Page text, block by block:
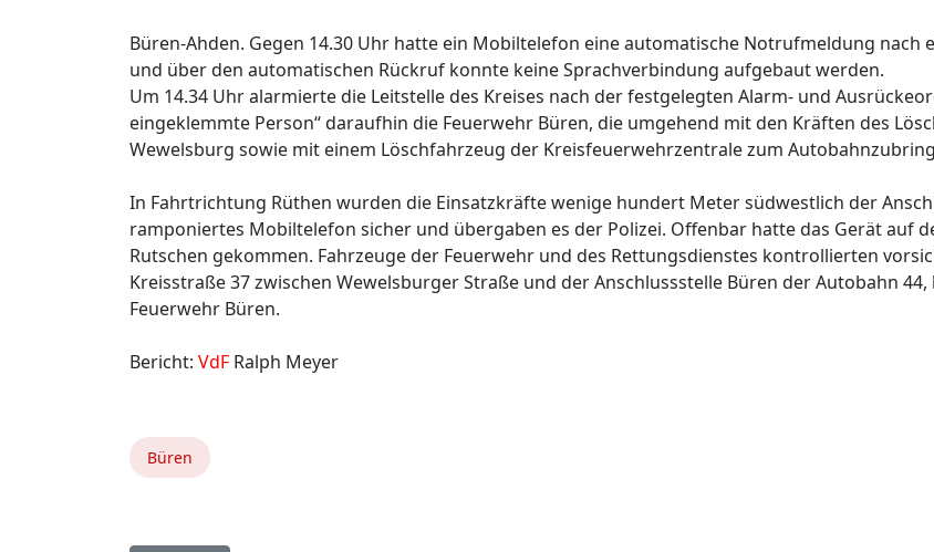
Büren-Ahden. Gegen 14.30 Uhr hatte ein Mobiltelefon eine automatische Notrufmeldung
und über den automatischen Rückruf konnte keine Sprachverbindung aufgebaut werden.
Um 14.34 Uhr alarmierte die Leitstelle des Kreises nach der festgelegten Alarm- und
eingeklemmte Person“ daraufhin die Feuerwehr Büren, die umgehend mit den Kräften des
Wewelsburg sowie mit einem Löschfahrzeug der Kreisfeuerwehrzentrale zum
In Fahrtrichtung Rüthen wurden die Einsatzkräfte wenige hundert Meter südwestlich der
ramponiertes Mobiltelefon sicher und übergaben es der Polizei. Offenbar hatte das Gerät auf
Rutschen gekommen. Fahrzeuge der Feuerwehr und des Rettungsdienstes kontrollierten
Kreisstraße 37 zwischen Wewelsburger Straße und der Anschlussstelle Büren der Autobahn
Feuerwehr Büren.
Bericht: VdF Ralph Meyer
Büren